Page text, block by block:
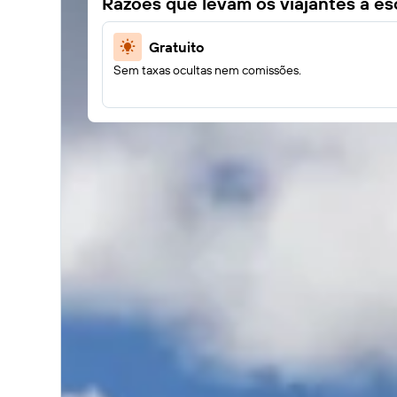
Gratuito
Sem taxas ocultas nem comissões.